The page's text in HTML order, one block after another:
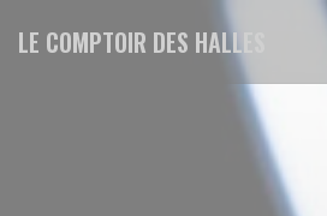
LE COMPTOIR DES HALLES